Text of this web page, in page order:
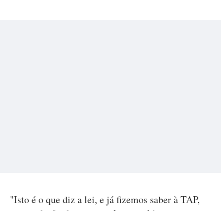
"Isto é o que diz a lei, e já fizemos saber à TAP,